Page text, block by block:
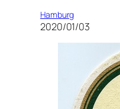
Hamburg
2020/01/03